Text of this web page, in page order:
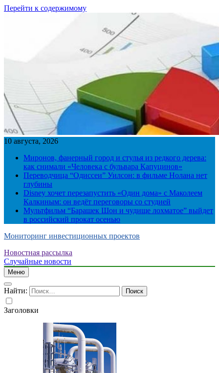
Перейти к содержимому
10 августа, 2026
Миронов, фанерный город и стулья из редкого дерева:
как снимали «Человека с бульвара Капуцинов»
Переводчица “Одиссеи” Уилсон: в фильме Нолана нет
глубины
Disney хочет перезапустить «Один дома» с Маколеем
Калкиным: он ведёт переговоры со студией
Мультфильм “Барашек Шон и чудище лохматое” выйдет
в российский прокат осенью
Мониторинг инвестиционных проектов
Новостная рассылка
Случайные новости
Меню
Найти:
Заголовки